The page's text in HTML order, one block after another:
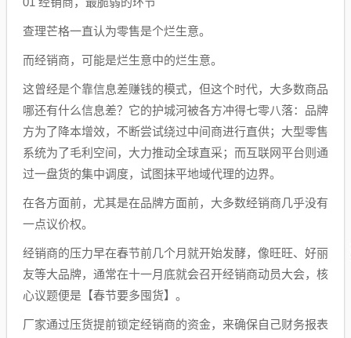
查理芒格一直认为零售是个烂生意。
而经销商，可能是烂生意中的烂生意。
这曾经是个靠信息差赚钱的模式，但这个时代，大多数商品
哪还有什么信息差？它的护城河被各方冲得七零八落：品牌
方为了降本增效，不断尝试绕过中间商进行直供；大型零售
系统为了毛利空间，大力推动全球直采；而互联网平台则通
过一盘货的集中调度，试图抹平地域代理的边界。
在各方面前，尤其是在品牌方面前，大多数经销商几乎没有
一点议价权。
经销商的压力早在春节前几个月就开始发酵，像旺旺、好丽
友等大品牌，通常在十一月底就会召开经销商动员大会，核
心议题便是【春节要多囤货】。
厂家通过压货提前锁定经销商的资金，来确保自己财务报表